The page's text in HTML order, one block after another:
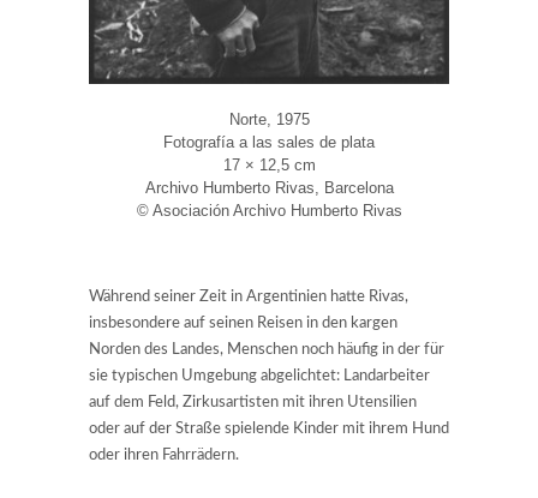
Norte, 1975
Fotografía a las sales de plata
17 × 12,5 cm
Archivo Humberto Rivas, Barcelona
© Asociación Archivo Humberto Rivas
Während seiner Zeit in Argentinien hatte Rivas,
insbesondere auf seinen Reisen in den kargen
Norden des Landes, Menschen noch häufig in der für
sie typischen Umgebung abgelichtet: Landarbeiter
auf dem Feld, Zirkusartisten mit ihren Utensilien
oder auf der Straße spielende Kinder mit ihrem Hund
oder ihren Fahrrädern.